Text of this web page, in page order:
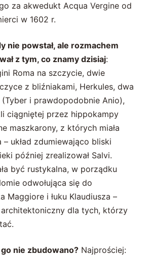
za akwedukt Acqua Vergine od
w 1602 r.
nie powstał, ale rozmachem
z tym, co znamy dzisiaj:
Roma na szczycie, dwie
z bliźniakami, Herkules, dwa
i prawdopodobnie Anio),
ciągniętej przez hippokampy
maszkarony, z których miała
układ zdumiewająco bliski
później zrealizował Salvi.
być rustykalna, w porządku
odwołująca się do
Maggiore i łuku Klaudiusza –
dla tych, którzy
nie zbudowano? Najprościej: